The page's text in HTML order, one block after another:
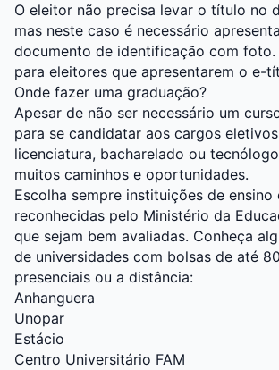
O eleitor não precisa levar o título no
mas neste caso é necessário
documento de identificação com foto.
para eleitores que apresentarem o e-
Onde fazer uma graduação?
Apesar de não ser necessário um
para se candidatar aos cargos
licenciatura, bacharelado ou
muitos caminhos e oportunidades.
Escolha sempre instituições de ensino
reconhecidas pelo Ministério da
que sejam bem avaliadas. Conheça
de universidades com bolsas de até
presenciais ou a distância:
Anhanguera
Unopar
Estácio
Centro Universitário FAM